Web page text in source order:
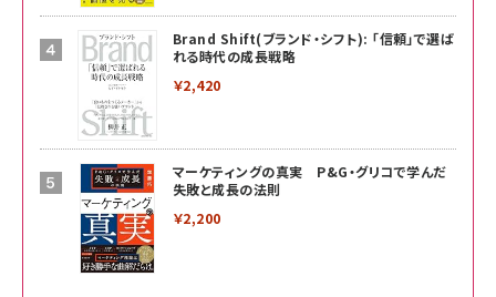
Brand Shift(ブランド・シフト): 「信頼」で選ば
れる時代の成長戦略
￥2,420
マーケティングの真実 P&G・グリコで学んだ
失敗と成長の法則
￥2,200